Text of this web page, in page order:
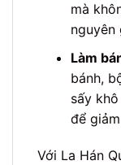
mà
nguyên
Làm
bánh,
sấy
để
Với La Hán